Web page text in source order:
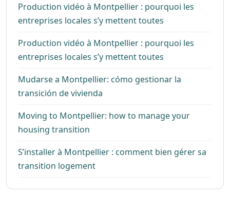
Production vidéo à Montpellier : pourquoi les
entreprises locales s’y mettent toutes
Production vidéo à Montpellier : pourquoi les
entreprises locales s’y mettent toutes
Mudarse a Montpellier: cómo gestionar la
transición de vivienda
Moving to Montpellier: how to manage your
housing transition
S’installer à Montpellier : comment bien gérer sa
transition logement